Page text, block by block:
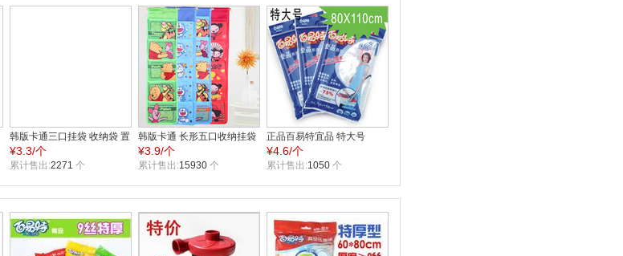
韩版卡通三口挂袋 收纳袋 置
物袋 挂袋 挂式布艺挂袋 收
纳挂袋
¥3.3/个
累计售出:2271 个
韩版卡通 长形五口收纳挂袋
置物好帮手 出厂价 自产自销
可定做
¥3.9/个
累计售出:15930 个
正品百易特宜品 特大号
80*110单个装 真空压缩袋
防霉 防虫 整理
¥4.6/个
累计售出:1050 个